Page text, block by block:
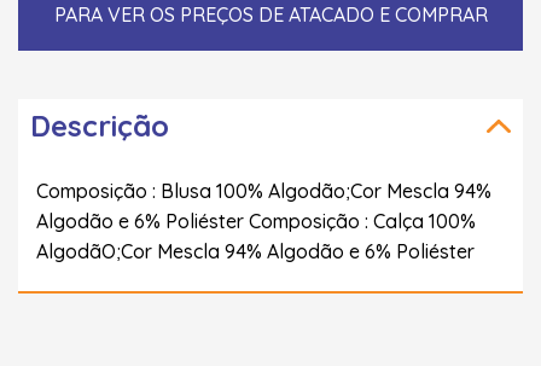
PARA VER OS PREÇOS DE ATACADO E COMPRAR
Descrição
Composição : Blusa 100% Algodão;Cor Mescla 94%
Algodão e 6% Poliéster Composição : Calça 100%
AlgodãO;Cor Mescla 94% Algodão e 6% Poliéster